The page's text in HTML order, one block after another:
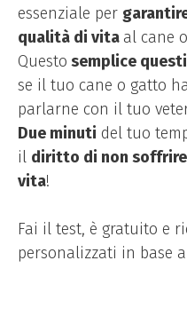
essenziale per
qualità di vita al cane
Questo semplice
se il tuo cane o gatto
parlarne con il tuo
Due minuti del tuo
il diritto di non
vita!
Fai il test, è gratuito e
personalizzati in base